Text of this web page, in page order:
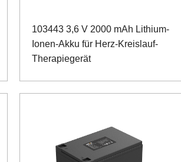
103443 3,6 V 2000 mAh Lithium-
Ionen-Akku für Herz-Kreislauf-
Therapiegerät